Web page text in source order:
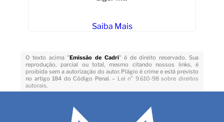
Saiba Mais
O texto acima "Emissão de Cadri" é de direito reservado. Sua
reprodução, parcial ou total, mesmo citando nossos links, é
proibida sem a autorização do autor. Plágio é crime e está previsto
no artigo 184 do Código Penal. – Lei n° 9.610-98 sobre direitos
autorais.